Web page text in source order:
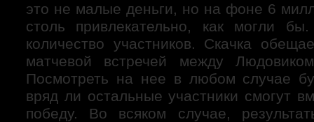
это не малые деньги, но на фоне 6
столь привлекательно, как могли
количество участников. Скачка
матчевой встречей между
Посмотреть на нее в любом случае
вряд ли остальные участники смогут
победу. Во всяком случае,